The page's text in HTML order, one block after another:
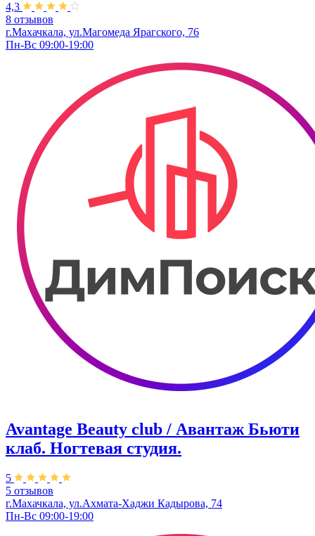
4,3
8 отзывов
г.Махачкала, ​ул.Магомеда Ярагского, 76
Пн-Вс 09:00-19:00
Avantage Beauty club / Авантаж Бьюти
клаб. Ногтевая студия.
5
5 отзывов
г.Махачкала, ​ул.Ахмата-Хаджи Кадырова, 74
Пн-Вс 09:00-19:00